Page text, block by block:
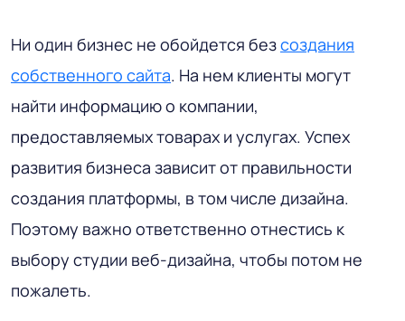
Ни один бизнес не обойдется безсоздания
собственного сайта. На нем клиенты могут
найти информацию о компании,
предоставляемых товарах и услугах. Успех
развития бизнеса зависит от правильности
создания платформы, в том числе дизайна.
Поэтому важно ответственно отнестись к
выбору студии веб-дизайна, чтобы потом не
пожалеть.